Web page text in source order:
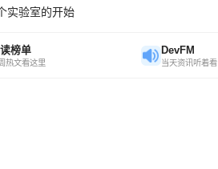
实验室的开始
榜单
热文看这里
DevFM
当天资讯听着看